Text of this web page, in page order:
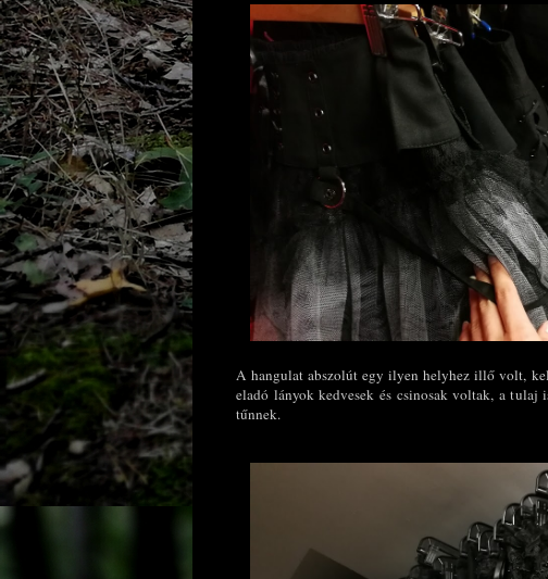
A hangulat abszolút egy ilyen helyhez illő volt,
eladó lányok kedvesek és csinosak voltak, a tulaj
tűnnek.